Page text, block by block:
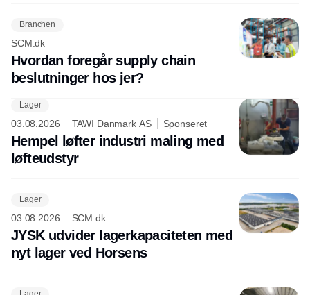
Branchen
SCM.dk
Hvordan foregår supply chain
beslutninger hos jer?
Lager
03.08.2026 TAWI Danmark AS Sponseret
Hempel løfter industri maling med
løfteudstyr
Lager
03.08.2026 SCM.dk
JYSK udvider lagerkapaciteten med
nyt lager ved Horsens